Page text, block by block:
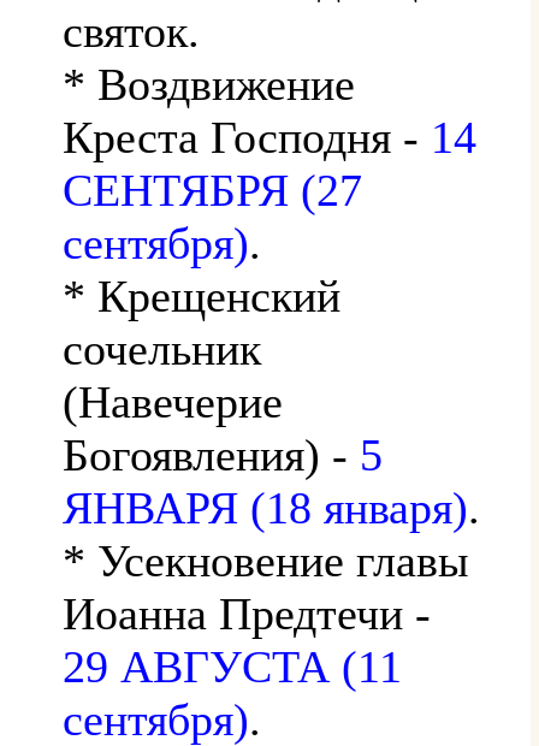
святок.
* Воздвижение
Креста Господня - 14
СЕНТЯБРЯ (27
сентября).
* Крещенский
сочельник
(Навечерие
Богоявления) - 5
ЯНВАРЯ (18 января).
* Усекновение главы
Иоанна Предтечи -
29 АВГУСТА (11
сентября).